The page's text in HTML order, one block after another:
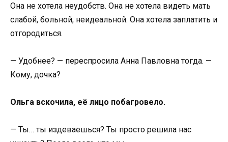
Она не хотела неудобств. Она не хотела видеть мать
слабой, больной, неидеальной. Она хотела заплатить и
отгородиться.
— Удобнее? — переспросила Анна Павловна тогда. —
Кому, дочка?
Ольга вскочила, её лицо побагровело.
— Ты… ты издеваешься? Ты просто решила нас